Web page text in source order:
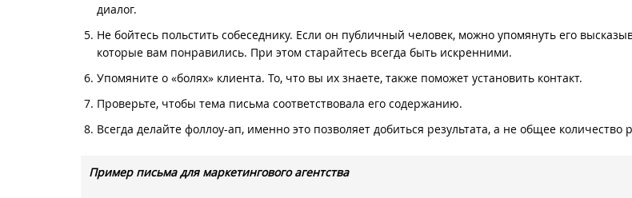
диалог.
Не бойтесь польстить собеседнику. Если он публичный человек, можно упомянуть его
которые вам понравились. При этом старайтесь всегда быть искренними.
Упомяните о «болях» клиента. То, что вы их знаете, также поможет установить контакт.
Проверьте, чтобы тема письма соответствовала его содержанию.
Всегда делайте фоллоу-ап, именно это позволяет добиться результата, а не общее количество
Пример письма для маркетингового агентства